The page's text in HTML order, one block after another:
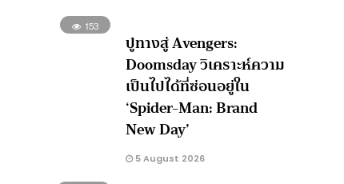
153
ปูทางสู่ Avengers:
Doomsday วิเคราะห์ความ
เป็นไปได้ที่ซ่อนอยู่ใน
‘Spider-Man: Brand
New Day’
5 August 2026